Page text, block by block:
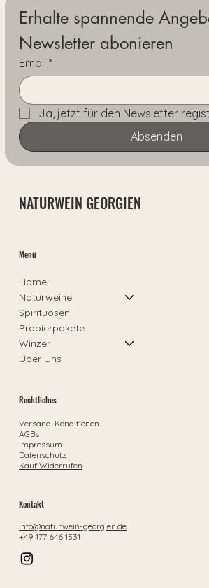
Erhalte spannende
Newsletter abonieren
Email *
Ja, jetzt für den Newsletter
Absenden
NATURWEIN GEORGIEN
Home
Naturweine
Spirituosen
Probierpakete
Winzer
Über Uns
Menü
Rechtliches
Versand-Konditionen
AGBs
Impressum
Datenschutz
Kauf Widerrufen
Kontakt
info@naturwein-georgien.de
+49 177 646 1331